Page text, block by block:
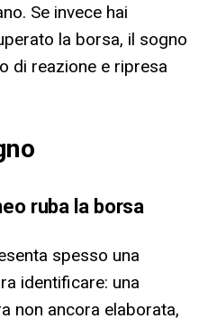
Se invece hai
la borsa, il sogno
di reazione e ripresa
ruba la borsa
spesso una
identificare: una
non ancora elaborata,